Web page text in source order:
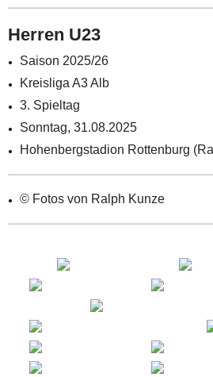
Herren U23
Saison 2025/26
Kreisliga A3 Alb
3. Spieltag
Sonntag, 31.08.2025
Hohenbergstadion Rottenburg
© Fotos von Ralph Kunze